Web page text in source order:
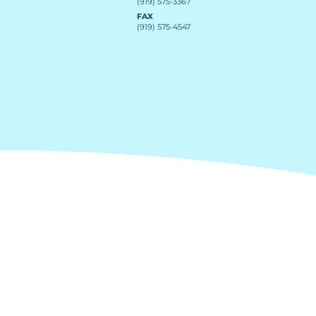
FAX
(919) 575-4547